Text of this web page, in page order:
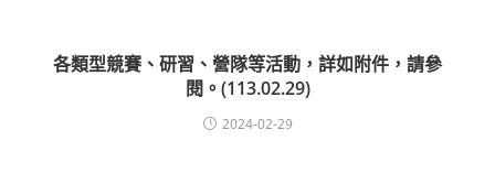
各類型競賽、研習、營隊等活動，詳如附件，請參
閱。(113.02.29)
2024-02-29